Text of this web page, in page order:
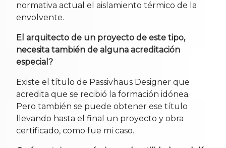
normativa actual el aislamiento térmico de la
envolvente.
El arquitecto de un proyecto de este tipo,
necesita también de alguna acreditación
especial?
Existe el título de Passivhaus Designer que
acredita que se recibió la formación idónea.
Pero también se puede obtener ese título
llevando hasta el final un proyecto y obra
certificado, como fue mi caso.